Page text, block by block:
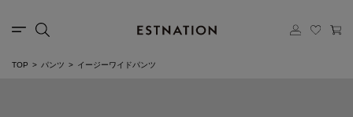
TOP パンツ イージーワイドパンツ